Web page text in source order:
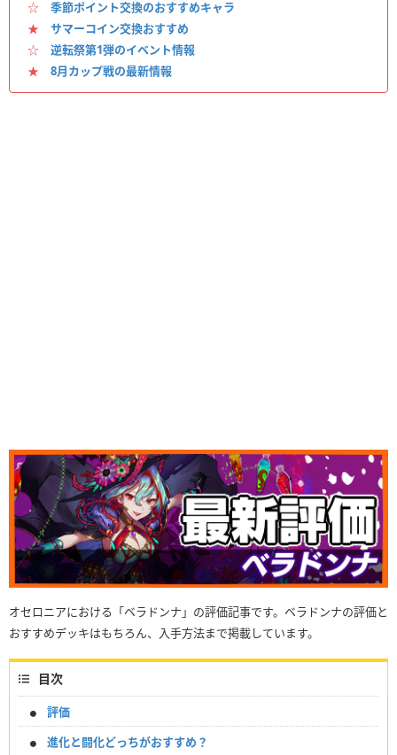
☆ 季節ポイント交換のおすすめキャラ
★ サマーコイン交換おすすめ
☆ 逆転祭第1弾のイベント情報
★ 8月カップ戦の最新情報
オセロニアにおける「ベラドンナ」の評価記事です。ベラドンナの評価と
おすすめデッキはもちろん、入手方法まで掲載しています。
目次
評価
進化と闘化どっちがおすすめ？